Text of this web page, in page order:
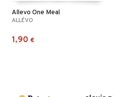
Allevo One Meal
ALLÉVO
1,90 €